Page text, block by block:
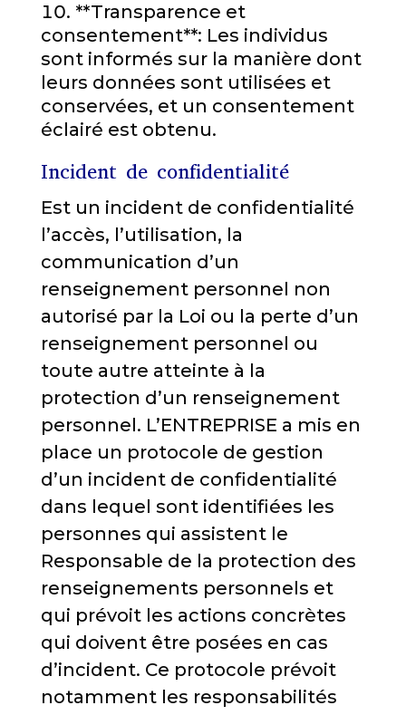
**Transparence et
consentement**: Les individus
sont informés sur la manière dont
leurs données sont utilisées et
conservées, et un consentement
éclairé est obtenu.
Incident de confidentialité
Est un incident de confidentialité
l’accès, l’utilisation, la
communication d’un
renseignement personnel non
autorisé par la Loi ou la perte d’un
renseignement personnel ou
toute autre atteinte à la
protection d’un renseignement
personnel. L’ENTREPRISE a mis en
place un protocole de gestion
d’un incident de confidentialité
dans lequel sont identifiées les
personnes qui assistent le
Responsable de la protection des
renseignements personnels et
qui prévoit les actions concrètes
qui doivent être posées en cas
d’incident. Ce protocole prévoit
notamment les responsabilités